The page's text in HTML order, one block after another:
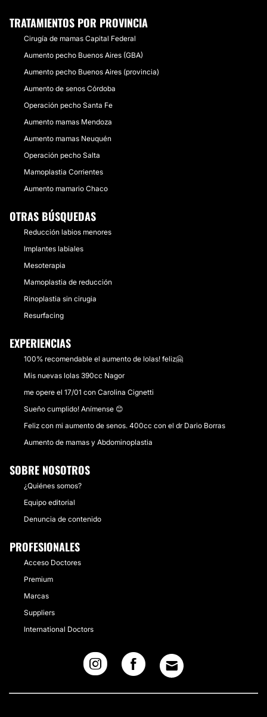
TRATAMIENTOS POR PROVINCIA
Cirugía de mamas Capital Federal
Aumento pecho Buenos Aires (GBA)
Aumento pecho Buenos Aires (provincia)
Aumento de senos Córdoba
Operación pecho Santa Fe
Aumento mamas Mendoza
Aumento mamas Neuquén
Operación pecho Salta
Mamoplastia Corrientes
Aumento mamario Chaco
OTRAS BÚSQUEDAS
Reducción labios menores
Implantes labiales
Mesoterapia
Mamoplastia de reducción
Rinoplastia sin cirugia
Resurfacing
EXPERIENCIAS
100% recomendable el aumento de lolas! feliz🤗
Mis nuevas lolas 390cc Nagor
me opere el 17/01 con Carolina Cignetti
Sueño cumplido! Anímense 😊
Feliz con mi aumento de senos. 400cc con el dr Dario Borras
Aumento de mamas y Abdominoplastia
SOBRE NOSOTROS
¿Quiénes somos?
Equipo editorial
Denuncia de contenido
PROFESIONALES
Acceso Doctores
Premium
Marcas
Suppliers
International Doctors